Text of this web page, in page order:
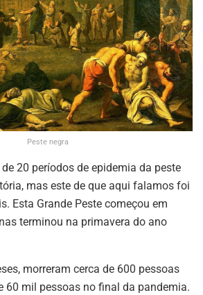
Peste negra
20 períodos de epidemia da peste
mas este de que aqui falamos foi
Esta Grande Peste começou em
terminou na primavera do ano
morreram cerca de 600 pessoas
60 mil pessoas no final da pandemia.